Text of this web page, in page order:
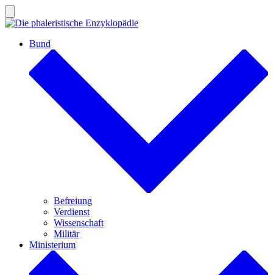
Zum
Inhalt
springen
Suche
ein-/ausblenden
Bund
Befreiung
Verdienst
Wissenschaft
Militär
Ministerium